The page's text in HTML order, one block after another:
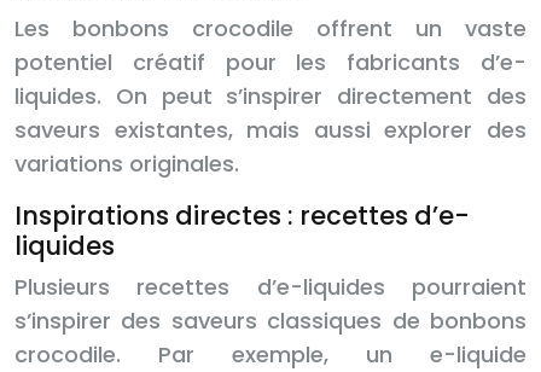
Les bonbons crocodile offrent un vaste
potentiel créatif pour les fabricants d’e-
liquides. On peut s’inspirer directement des
saveurs existantes, mais aussi explorer des
variations originales.
Inspirations directes : recettes d’e-
liquides
Plusieurs recettes d’e-liquides pourraient
s’inspirer des saveurs classiques de bonbons
crocodile. Par exemple, un e-liquide